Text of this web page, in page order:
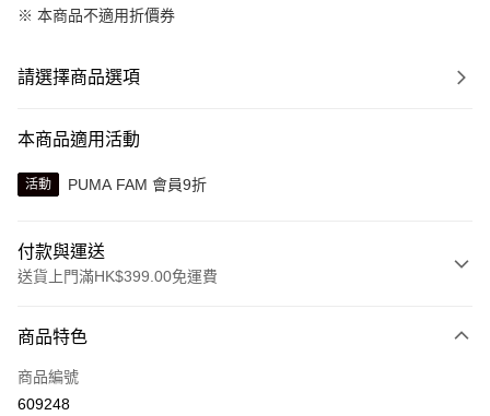
※ 本商品不適用折價券
請選擇商品選項
本商品適用活動
活動 PUMA FAM 會員9折
付款與運送
送貨上門滿HK$399.00免運費
信用卡
線上付款
商品特色
商品編號
609248